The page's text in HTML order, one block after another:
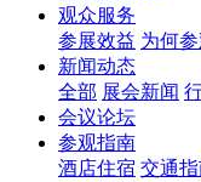
观众服务
参展效益 为何
新闻动态
全部 展会新闻
会议论坛
参观指南
酒店住宿 交通